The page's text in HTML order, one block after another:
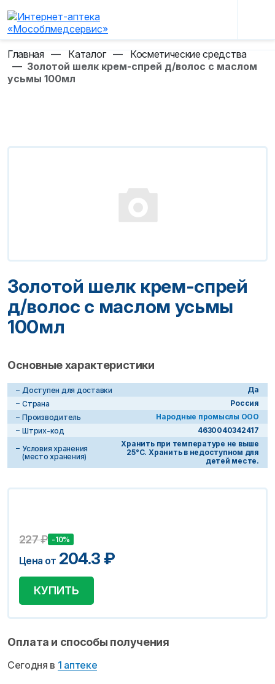
Главная — Каталог — Косметические средства
— Золотой шелк крем-спрей д/волос с маслом
усьмы 100мл
Золотой шелк крем-спрей
д/волос с маслом усьмы
100мл
Основные характеристики
Доступен для доставки
Да
Страна
Россия
Производитель
Народные промыслы ООО
Штрих-код
4630040342417
Условия хранения
(место хранения)
Хранить при температуре не выше
25°С. Хранить в недоступном для
детей месте.
227₽ -10%
Цена от 204.3 ₽
КУПИТЬ
Оплата и способы получения
Сегодня в 1 аптеке